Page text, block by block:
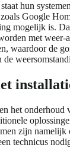
hun
Google
mogelijk is.
met weer-
waardoor de
de
het onderhoud
zijn
technicus